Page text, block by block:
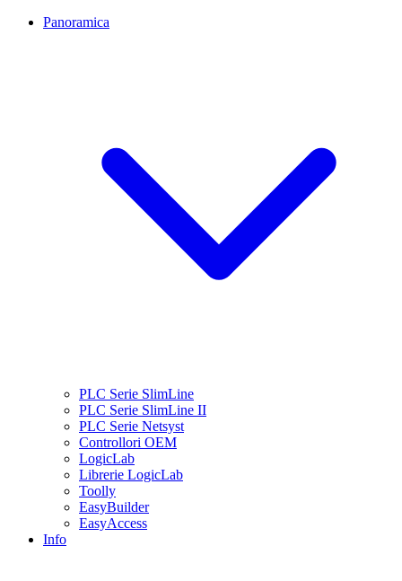
Panoramica
PLC Serie SlimLine
PLC Serie SlimLine II
PLC Serie Netsyst
Controllori OEM
LogicLab
Librerie LogicLab
Toolly
EasyBuilder
EasyAccess
Info